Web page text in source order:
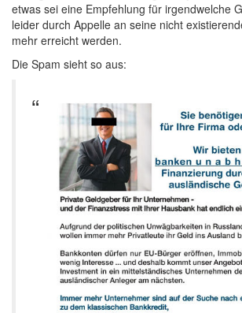
etwas sei eine Empfehlung für irgendwelche
leider durch Appelle an seine nicht
mehr erreicht werden.
Die Spam sieht so aus: